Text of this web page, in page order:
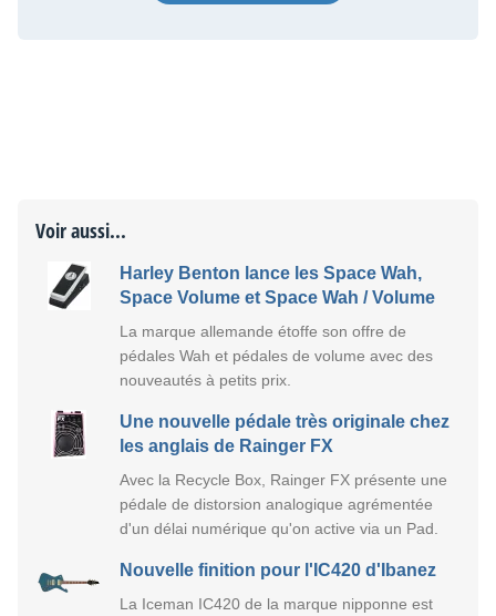
Voir aussi...
Harley Benton lance les Space Wah,
Space Volume et Space Wah / Volume
La marque allemande étoffe son offre de
pédales Wah et pédales de volume avec des
nouveautés à petits prix.
Une nouvelle pédale très originale chez
les anglais de Rainger FX
Avec la Recycle Box, Rainger FX présente une
pédale de distorsion analogique agrémentée
d'un délai numérique qu'on active via un Pad.
Nouvelle finition pour l'IC420 d'Ibanez
La Iceman IC420 de la marque nipponne est